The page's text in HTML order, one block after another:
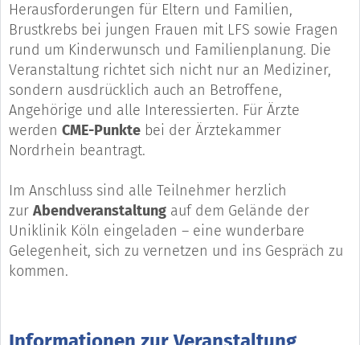
Herausforderungen für Eltern und Familien,
Brustkrebs bei jungen Frauen mit LFS sowie Fragen
rund um Kinderwunsch und Familienplanung. Die
Veranstaltung richtet sich nicht nur an Mediziner,
sondern ausdrücklich auch an Betroffene,
Angehörige und alle Interessierten. Für Ärzte
werden CME-Punkte bei der Ärztekammer
Nordrhein beantragt.
Im Anschluss sind alle Teilnehmer herzlich
zur Abendveranstaltung auf dem Gelände der
Uniklinik Köln eingeladen – eine wunderbare
Gelegenheit, sich zu vernetzen und ins Gespräch zu
kommen.